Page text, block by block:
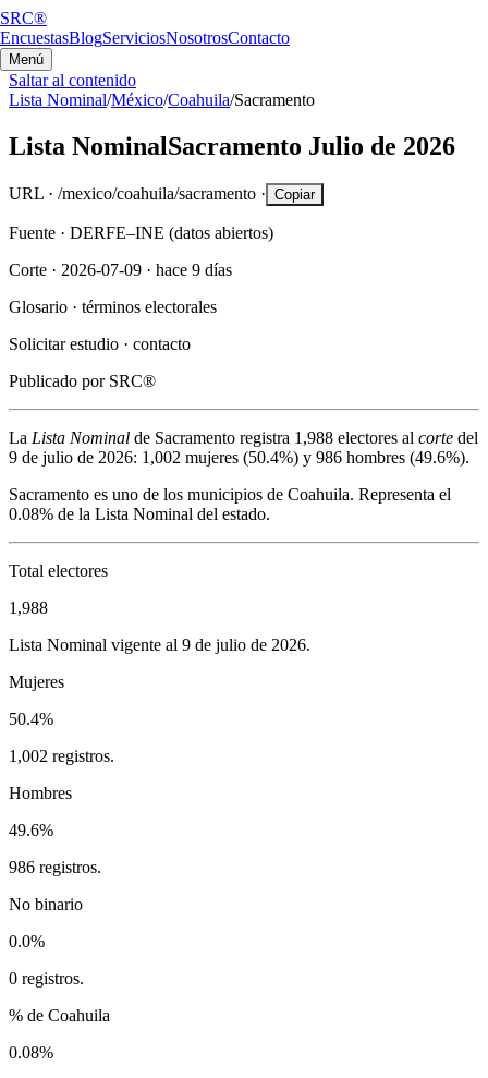
SRC®
EncuestasBlogServiciosNosotrosContacto
Menú
Saltar al contenido
Lista Nominal/México/Coahuila/Sacramento
Lista NominalSacramento Julio de 2026
URL · /mexico/coahuila/sacramento · Copiar
Fuente · DERFE–INE (datos abiertos)
Corte · 2026-07-09 · hace 9 días
Glosario · términos electorales
Solicitar estudio · contacto
Publicado por SRC®
La Lista Nominal de Sacramento registra 1,988 electores al corte del
9 de julio de 2026: 1,002 mujeres (50.4%) y 986 hombres (49.6%).
Sacramento es uno de los municipios de Coahuila. Representa el
0.08% de la Lista Nominal del estado.
Total electores
1,988
Lista Nominal vigente al 9 de julio de 2026.
Mujeres
50.4%
1,002 registros.
Hombres
49.6%
986 registros.
No binario
0.0%
0 registros.
% de Coahuila
0.08%